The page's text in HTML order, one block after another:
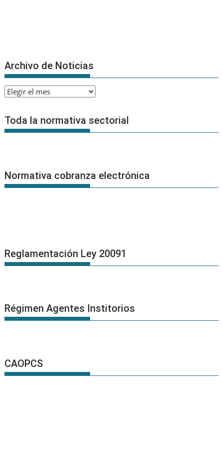
Archivo de Noticias
Archivo
Noticias
Toda la normativa sectorial
Normativa cobranza electrónica
Reglamentación Ley 20091
Régimen Agentes Institorios
CAOPCS